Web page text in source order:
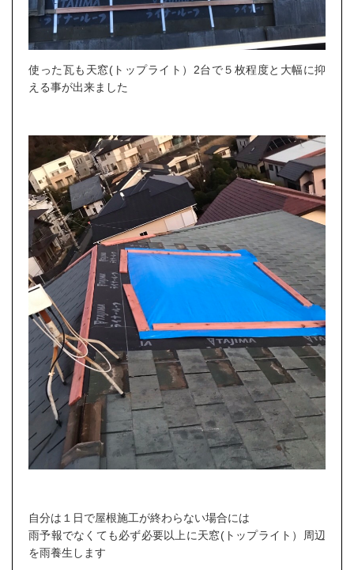
使った瓦も天窓(トップライト）2台で５枚程度と大幅に抑
える事が出来ました
自分は１日で屋根施工が終わらない場合には
雨予報でなくても必ず必要以上に天窓(トップライト）周辺
を雨養生します